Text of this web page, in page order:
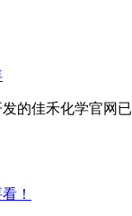
的佳禾化学官网
！